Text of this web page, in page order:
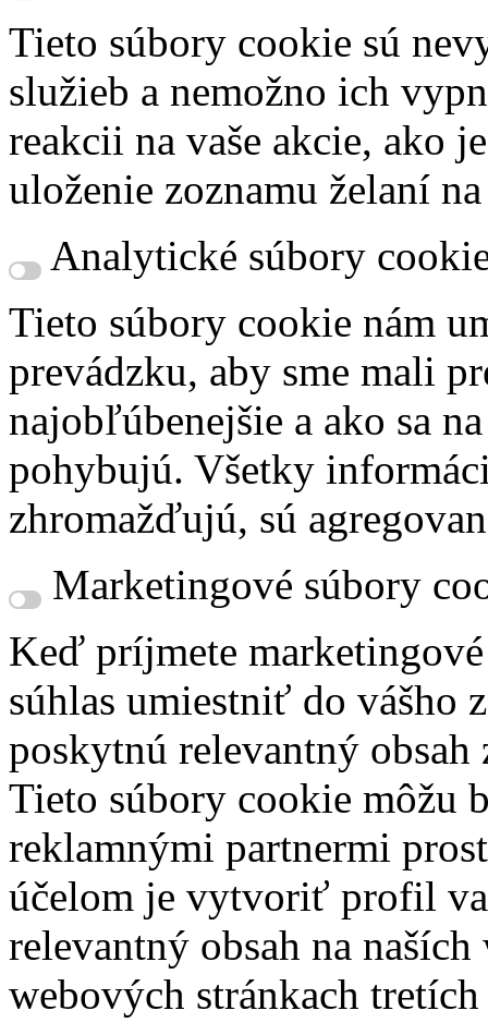
Tieto súbory cookie sú
služieb a nemožno ich
reakcii na vaše akcie, ako
uloženie zoznamu želaní
Analytické súbory
Tieto súbory cookie nám
prevádzku, aby sme mali
najobľúbenejšie a ako sa
pohybujú. Všetky
zhromažďujú, sú
Marketingové súbory
Keď príjmete
súhlas umiestniť do vášho
poskytnú relevantný
Tieto súbory cookie môžu
reklamnými partnermi
účelom je vytvoriť profil
relevantný obsah na
webových stránkach tretích